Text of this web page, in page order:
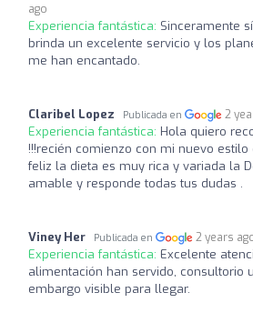
ago
Experiencia fantástica: Sinceramente
brinda un excelente servicio y los
me han encantado.
Claribel Lopez Publicada en 2
Experiencia fantástica: Hola quiero
!!!recién comienzo con mi nuevo
feliz la dieta es muy rica y variada la
amable y responde todas tus dudas .
Viney Her Publicada en 2 years
Experiencia fantástica: Excelente
alimentación han servido, consultorio
embargo visible para llegar.